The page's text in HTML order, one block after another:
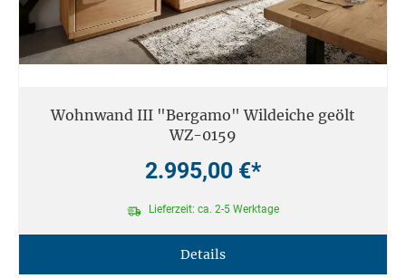
Wohnwand III "Bergamo" Wildeiche geölt
WZ-0159
2.995,00 €*
Lieferzeit: ca. 2-5 Werktage
Details